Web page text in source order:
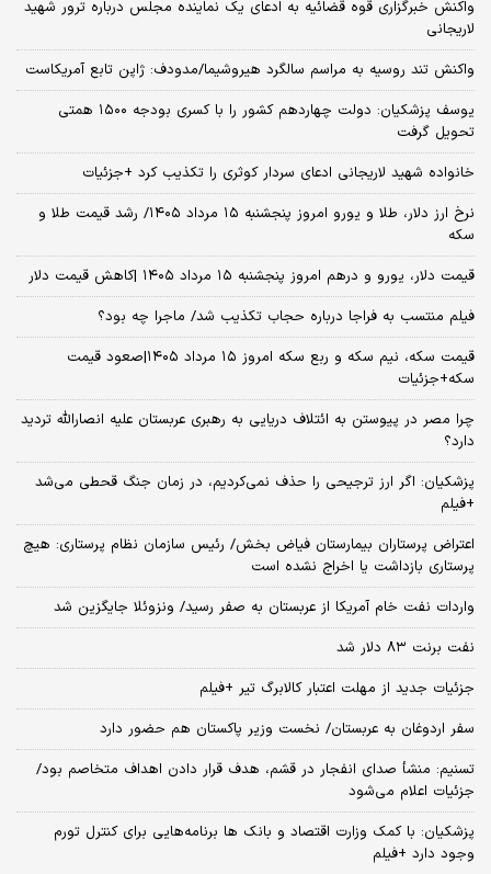
واکنش خبرگزاری قوه قضائیه به ادعای یک نماینده مجلس درباره ترور شهید
لاریجانی
واکنش تند روسیه به مراسم سالگرد هیروشیما/مدودف: ژاپن تابع آمریکاست
یوسف پزشکیان: دولت چهاردهم کشور را با کسری بودجه ۱۵۰۰ همتی
تحویل گرفت
خانواده شهید لاریجانی ادعای سردار کوثری را تکذیب کرد +جزئیات
نرخ ارز دلار، طلا و یورو امروز پنجشنبه ۱۵ مرداد ۱۴۰۵/ رشد قیمت طلا و
سکه
قیمت دلار، یورو و درهم امروز پنجشنبه ۱۵ مرداد ۱۴۰۵ |کاهش قیمت دلار
فیلم منتسب به فراجا درباره حجاب تکذیب شد/ ماجرا چه بود؟
قیمت سکه، نیم سکه و ربع سکه امروز ۱۵ مرداد ۱۴۰۵|صعود قیمت
سکه+جزئیات
چرا مصر در پیوستن به ائتلاف دریایی به رهبری عربستان علیه انصارالله تردید
دارد؟
پزشکیان: اگر ارز ترجیحی را حذف نمی‌کردیم، در زمان جنگ قحطی می‌شد
+فیلم
اعتراض پرستاران بیمارستان فیاض بخش/ رئیس سازمان نظام پرستاری: هیچ
پرستاری بازداشت یا اخراج نشده است
واردات نفت خام آمریکا از عربستان به صفر رسید/ ونزوئلا جایگزین شد
نفت برنت ۸۳ دلار شد
جزئیات جدید از مهلت اعتبار کالابرگ تیر +فیلم
سفر اردوغان به عربستان/ نخست وزیر پاکستان هم حضور دارد
تسنیم: منشأ صدای انفجار در قشم، هدف قرار دادن اهداف متخاصم بود/
جزئیات اعلام می‌شود
پزشکیان: با کمک وزارت اقتصاد و بانک ها برنامه‌هایی برای کنترل تورم
وجود دارد +فیلم